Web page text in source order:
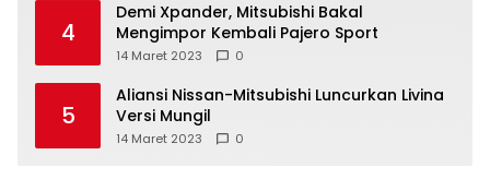
4
Demi Xpander, Mitsubishi Bakal
Mengimpor Kembali Pajero Sport
14 Maret 2023 0
5
Aliansi Nissan-Mitsubishi Luncurkan Livina
Versi Mungil
14 Maret 2023 0